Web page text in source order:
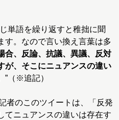
単語を繰り返すと稚拙に聞
す。なので言い換え言葉は多
合、反論、抗議、異議、反対
が、そこにニュアンスの違い
”（※追記）
者のこのツイートは、「反発
てニュアンスの違いは存在す